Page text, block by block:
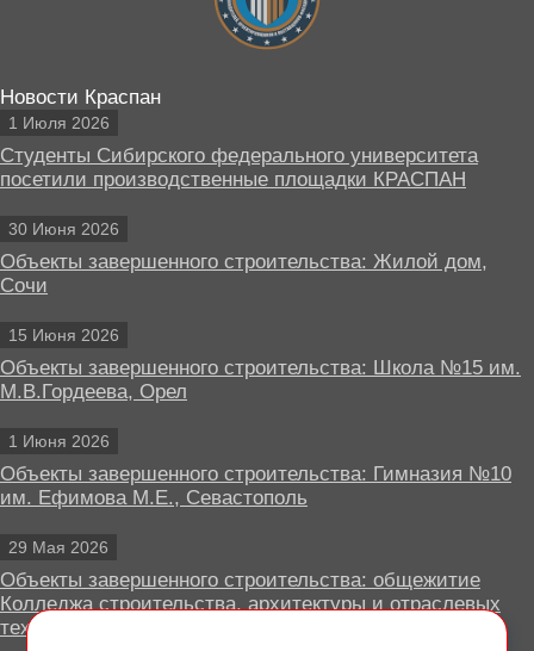
Новости Краспан
1 Июля 2026
Студенты Сибирского федерального университета
посетили производственные площадки КРАСПАН
30 Июня 2026
Объекты завершенного строительства: Жилой дом,
Сочи
15 Июня 2026
Объекты завершенного строительства: Школа №15 им.
М.В.Гордеева, Орел
1 Июня 2026
Объекты завершенного строительства: Гимназия №10
им. Ефимова М.Е., Севастополь
29 Мая 2026
Объекты завершенного строительства: общежитие
Колледжа строительства, архитектуры и отраслевых
технологий, Липецк